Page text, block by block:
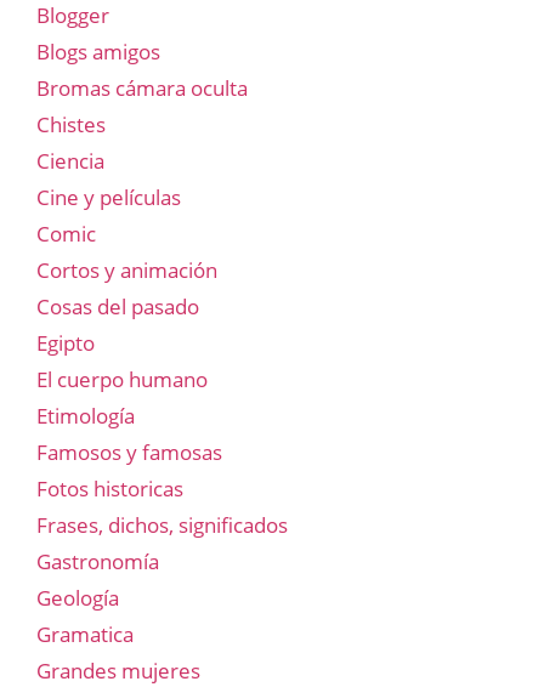
Blogger
Blogs amigos
Bromas cámara oculta
Chistes
Ciencia
Cine y películas
Comic
Cortos y animación
Cosas del pasado
Egipto
El cuerpo humano
Etimología
Famosos y famosas
Fotos historicas
Frases, dichos, significados
Gastronomía
Geología
Gramatica
Grandes mujeres